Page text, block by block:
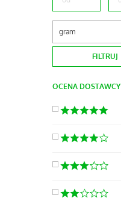
gram
OCENA DOSTAWCY